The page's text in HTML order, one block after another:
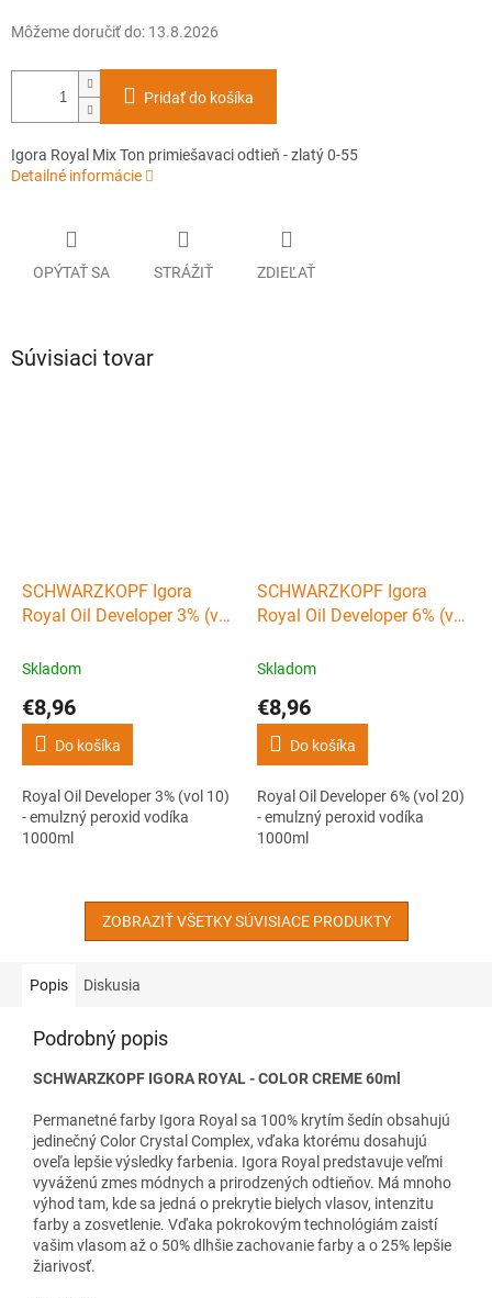
Môžeme doručiť do: 13.8.2026
Pridať do košíka
Igora Royal Mix Ton primiešavaci odtieň - zlatý 0-55
Detailné informácie
OPÝTAŤ SA STRÁŽIŤ ZDIEĽAŤ
Súvisiaci tovar
SCHWARZKOPF Igora
Royal Oil Developer 3% (vol
vodíka 1000ml
Skladom
€8,96
Do košíka
Royal Oil Developer 3% (vol 10)
- emulzný peroxid vodíka
1000ml
SCHWARZKOPF Igora
Royal Oil Developer 6% (vol
vodíka 1000ml
Skladom
€8,96
Do košíka
Royal Oil Developer 6% (vol 20)
- emulzný peroxid vodíka
1000ml
ZOBRAZIŤ VŠETKY SÚVISIACE PRODUKTY
Popis Diskusia
Podrobný popis
SCHWARZKOPF IGORA ROYAL - COLOR CREME 60ml
Permanetné farby Igora Royal sa 100% krytím šedín obsahujú
jedinečný Color Crystal Complex, vďaka ktorému dosahujú
oveľa lepšie výsledky farbenia. Igora Royal predstavuje veľmi
vyváženú zmes módnych a prirodzených odtieňov. Má mnoho
výhod tam, kde sa jedná o prekrytie bielych vlasov, intenzitu
farby a zosvetlenie. Vďaka pokrokovým technológiám zaistí
vašim vlasom až o 50% dlhšie zachovanie farby a o 25% lepšie
žiarivosť.